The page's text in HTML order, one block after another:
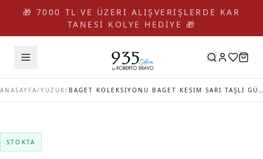
🎁 7000 TL VE ÜZERİ ALIŞVERİŞLERDE KAR
TANESİ KOLYE HEDİYE 🎁
ANASAYFA/YÜZÜK/ BAGET KOLEKSIYONU BAGET KESIM SARI TAŞLI GÜMÜŞ YÜZÜK
STOKTA